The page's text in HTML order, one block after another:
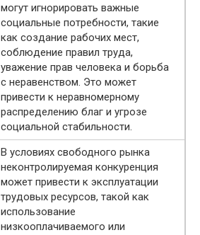
могут игнорировать важные
социальные потребности, такие
как создание рабочих мест,
соблюдение правил труда,
уважение прав человека и борьба
с неравенством. Это может
привести к неравномерному
распределению благ и угрозе
социальной стабильности.
В условиях свободного рынка
неконтролируемая конкуренция
может привести к эксплуатации
трудовых ресурсов, такой как
использование
низкооплачиваемого или